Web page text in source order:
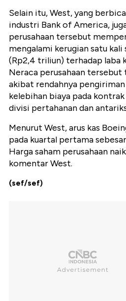
Selain itu, West, yang
industri Bank of America,
perusahaan tersebut
mengalami kerugian satu kali
(Rp2,4 triliun) terhadap laba
Neraca perusahaan
akibat rendahnya
kelebihan biaya pada
divisi pertahanan dan
Menurut West, arus kas
pada kuartal pertama
Harga saham perusahaan
komentar West.
(sef/sef)